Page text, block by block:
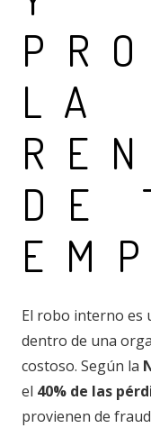
LA
DE
El robo interno es
dentro de una
costoso. Según la
el 40% de las
provienen de